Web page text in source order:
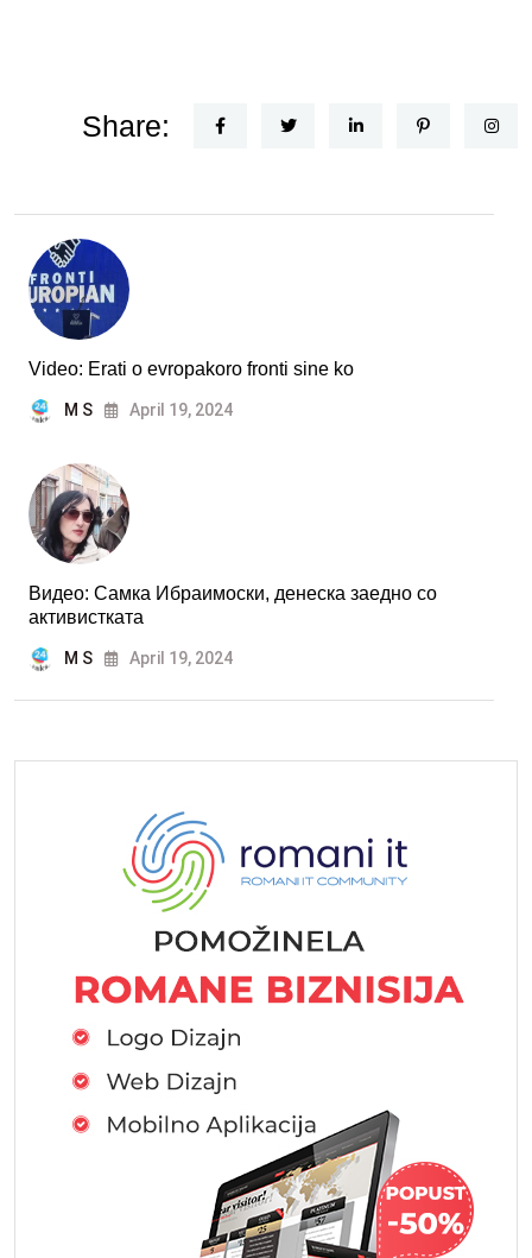
Share:
Video: Erati o evropakoro fronti sine ko
M S April 19, 2024
Видео: Самка Ибраимоски, денеска заедно со
активистката
M S April 19, 2024